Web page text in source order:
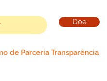
Doe
de Parceria Transparência